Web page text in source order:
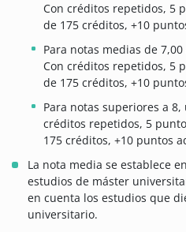
Con créditos repetidos, 5
de 175 créditos, +10
Para notas medias de
Con créditos repetidos, 5
de 175 créditos, +10
Para notas superiores a
créditos repetidos, 5
175 créditos, +10 puntos
La nota media se establece
estudios de máster
en cuenta los estudios que
universitario.